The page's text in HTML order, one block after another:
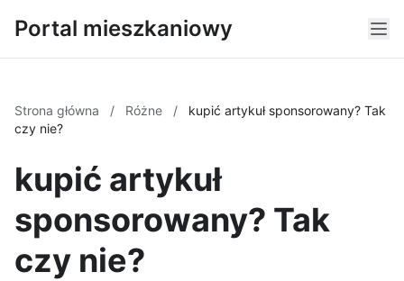
Portal mieszkaniowy
Strona główna / Różne /
kupić artykuł sponsorowany? Tak
czy nie?
kupić artykuł
sponsorowany? Tak
czy nie?